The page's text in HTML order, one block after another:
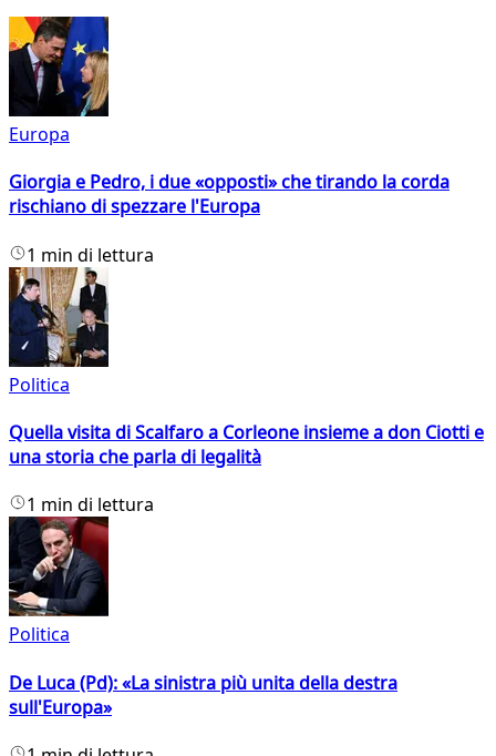
Europa
Giorgia e Pedro, i due «opposti» che tirando la corda
rischiano di spezzare l'Europa
1 min di lettura
Politica
Quella visita di Scalfaro a Corleone insieme a don Ciotti e
una storia che parla di legalità
1 min di lettura
Politica
De Luca (Pd): «La sinistra più unita della destra
sull'Europa»